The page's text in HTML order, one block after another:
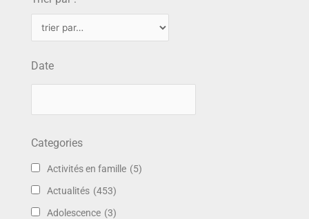
Date
Categories
Activités en famille (5)
Actualités (453)
Adolescence (3)